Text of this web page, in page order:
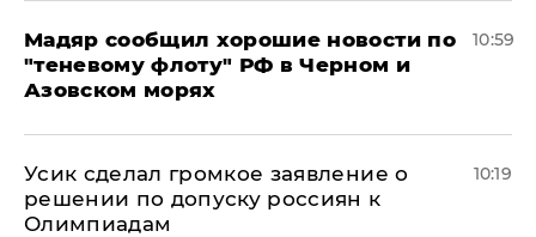
Мадяр сообщил хорошие новости по
"теневому флоту" РФ в Черном и
Азовском морях
10:59
Усик сделал громкое заявление о
решении по допуску россиян к
Олимпиадам
10:19